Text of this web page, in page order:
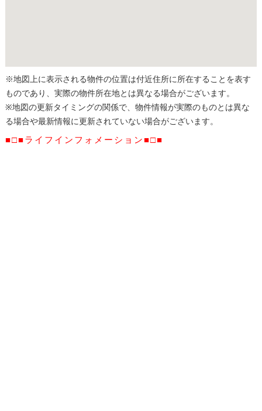
※地図上に表示される物件の位置は付近住所に所在することを表す
ものであり、実際の物件所在地とは異なる場合がございます。
※地図の更新タイミングの関係で、物件情報が実際のものとは異な
る場合や最新情報に更新されていない場合がございます。
■□■ライフインフォメーション■□■